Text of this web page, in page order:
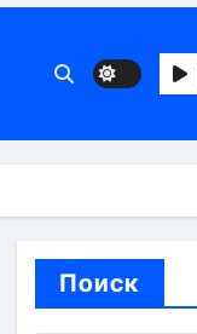
Поиск